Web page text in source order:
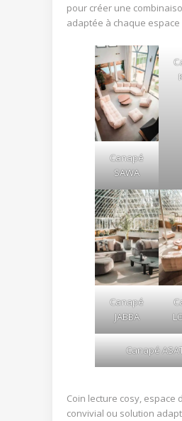
pour créer une
adaptée à chaque espace
Canapé
SAWA
Canapé
JABBA
Canapé
Coin lecture cosy, espace
convivial ou solution